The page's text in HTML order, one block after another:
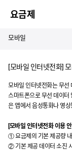
요금제
모바일
[모바일 인터넷전화]
모바일 인터넷전화는 무선
스마트폰으로 무선 데이터
은 앱에서 음성통화나 영
[모바일 인터넷전화 이용
① 요금제의 기본 제공량
② 기본 제공 데이터 소진